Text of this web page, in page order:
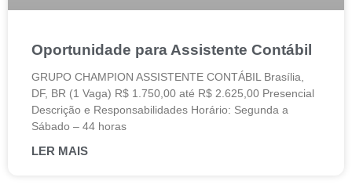
Oportunidade para Assistente Contábil
GRUPO CHAMPION ASSISTENTE CONTÁBIL Brasília,
DF, BR (1 Vaga) R$ 1.750,00 até R$ 2.625,00 Presencial
Descrição e Responsabilidades Horário: Segunda a
Sábado – 44 horas
LER MAIS